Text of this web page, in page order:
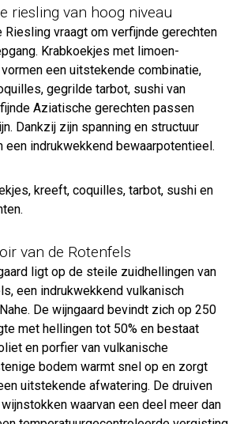
riesling van hoog niveau
Riesling vraagt om verfijnde gerechten
Krabkoekjes met limoen-
een uitstekende combinatie,
gegrilde tarbot, sushi van
Aziatische gerechten passen
Dankzij zijn spanning en structuur
een indrukwekkend bewaarpotentieel.
kreeft, coquilles, tarbot, sushi en
van de Rotenfels
ligt op de steile zuidhellingen van
een indrukwekkend vulkanisch
De wijngaard bevindt zich op 250
met hellingen tot 50% en bestaat
en porfier van vulkanische
bodem warmt snel op en zorgt
uitstekende afwatering. De druiven
waarvan een deel meer dan